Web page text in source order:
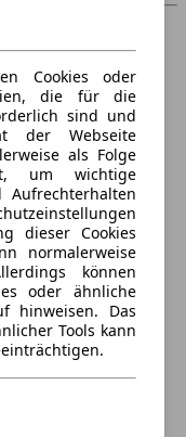
Cookies oder
die für die
sind und
der Webseite
als Folge
um wichtige
dieser Cookies
normalerweise
können
oder ähnliche
hinweisen. Das
Tools kann